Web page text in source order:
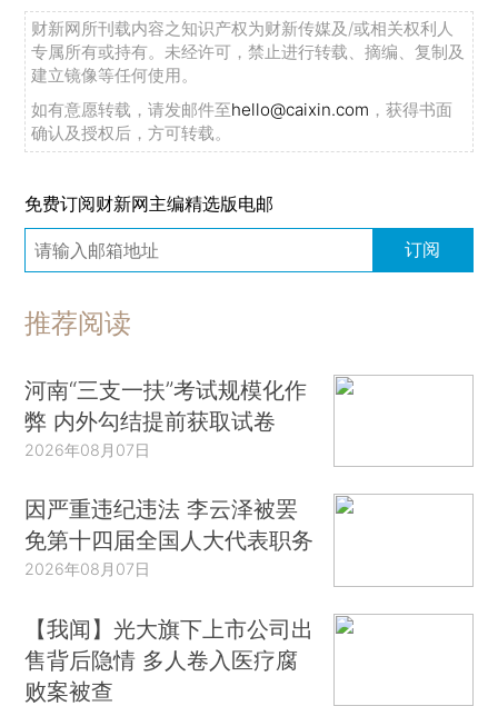
财新网所刊载内容之知识产权为财新传媒及/或相关权利人
专属所有或持有。未经许可，禁止进行转载、摘编、复制及
建立镜像等任何使用。
如有意愿转载，请发邮件至hello@caixin.com ，获得书面
确认及授权后，方可转载。
免费订阅财新网主编精选版电邮
订阅
推荐阅读
河南“三支一扶”考试规模化作
弊 内外勾结提前获取试卷
2026年08月07日
因严重违纪违法 李云泽被罢
免第十四届全国人大代表职务
2026年08月07日
【我闻】光大旗下上市公司出
售背后隐情 多人卷入医疗腐
败案被查